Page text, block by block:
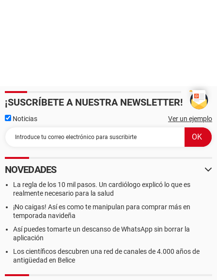
¡SUSCRÍBETE A NUESTRA NEWSLETTER!
Noticias Ver un ejemplo
NOVEDADES
La regla de los 10 mil pasos. Un cardiólogo explicó lo que es
realmente necesario para la salud
¡No caigas! Así es como te manipulan para comprar más en
temporada navideña
Así puedes tomarte un descanso de WhatsApp sin borrar la
aplicación
Los científicos descubren una red de canales de 4.000 años de
antigüedad en Belice